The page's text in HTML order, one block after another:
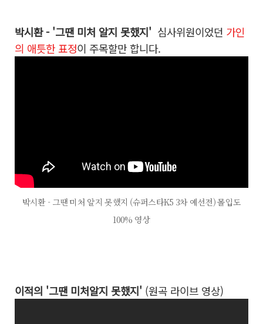
박시환 - '그땐 미처 알지 못했지' 심사위원이었던 가인
의 애틋한 표정이 주목할만 합니다.
박시환 - 그땐 미처 알지 못했지 (슈퍼스타K5 3차 예선전) 몰입도
100% 영상
이적의 '그땐 미처알지 못했지' (원곡 라이브 영상)